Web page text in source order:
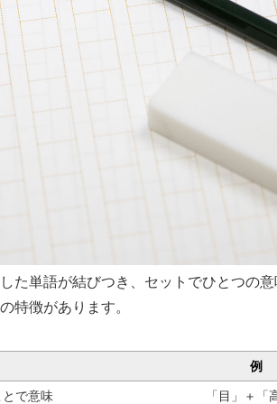
た単語が結びつき、セットでひとつの
特徴があります。
例
で意味
「目」＋「